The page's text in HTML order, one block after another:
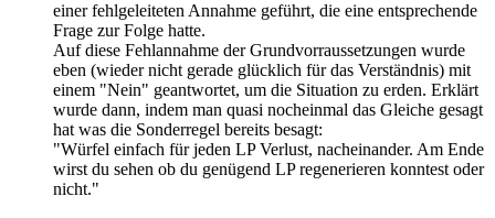
einer fehlgeleiteten Annahme geführt, die eine entsprechende
Frage zur Folge hatte.
Auf diese Fehlannahme der Grundvorraussetzungen wurde
eben (wieder nicht gerade glücklich für das Verständnis) mit
einem "Nein" geantwortet, um die Situation zu erden. Erklärt
wurde dann, indem man quasi nocheinmal das Gleiche gesagt
hat was die Sonderregel bereits besagt:
"Würfel einfach für jeden LP Verlust, nacheinander. Am Ende
wirst du sehen ob du genügend LP regenerieren konntest oder
nicht."